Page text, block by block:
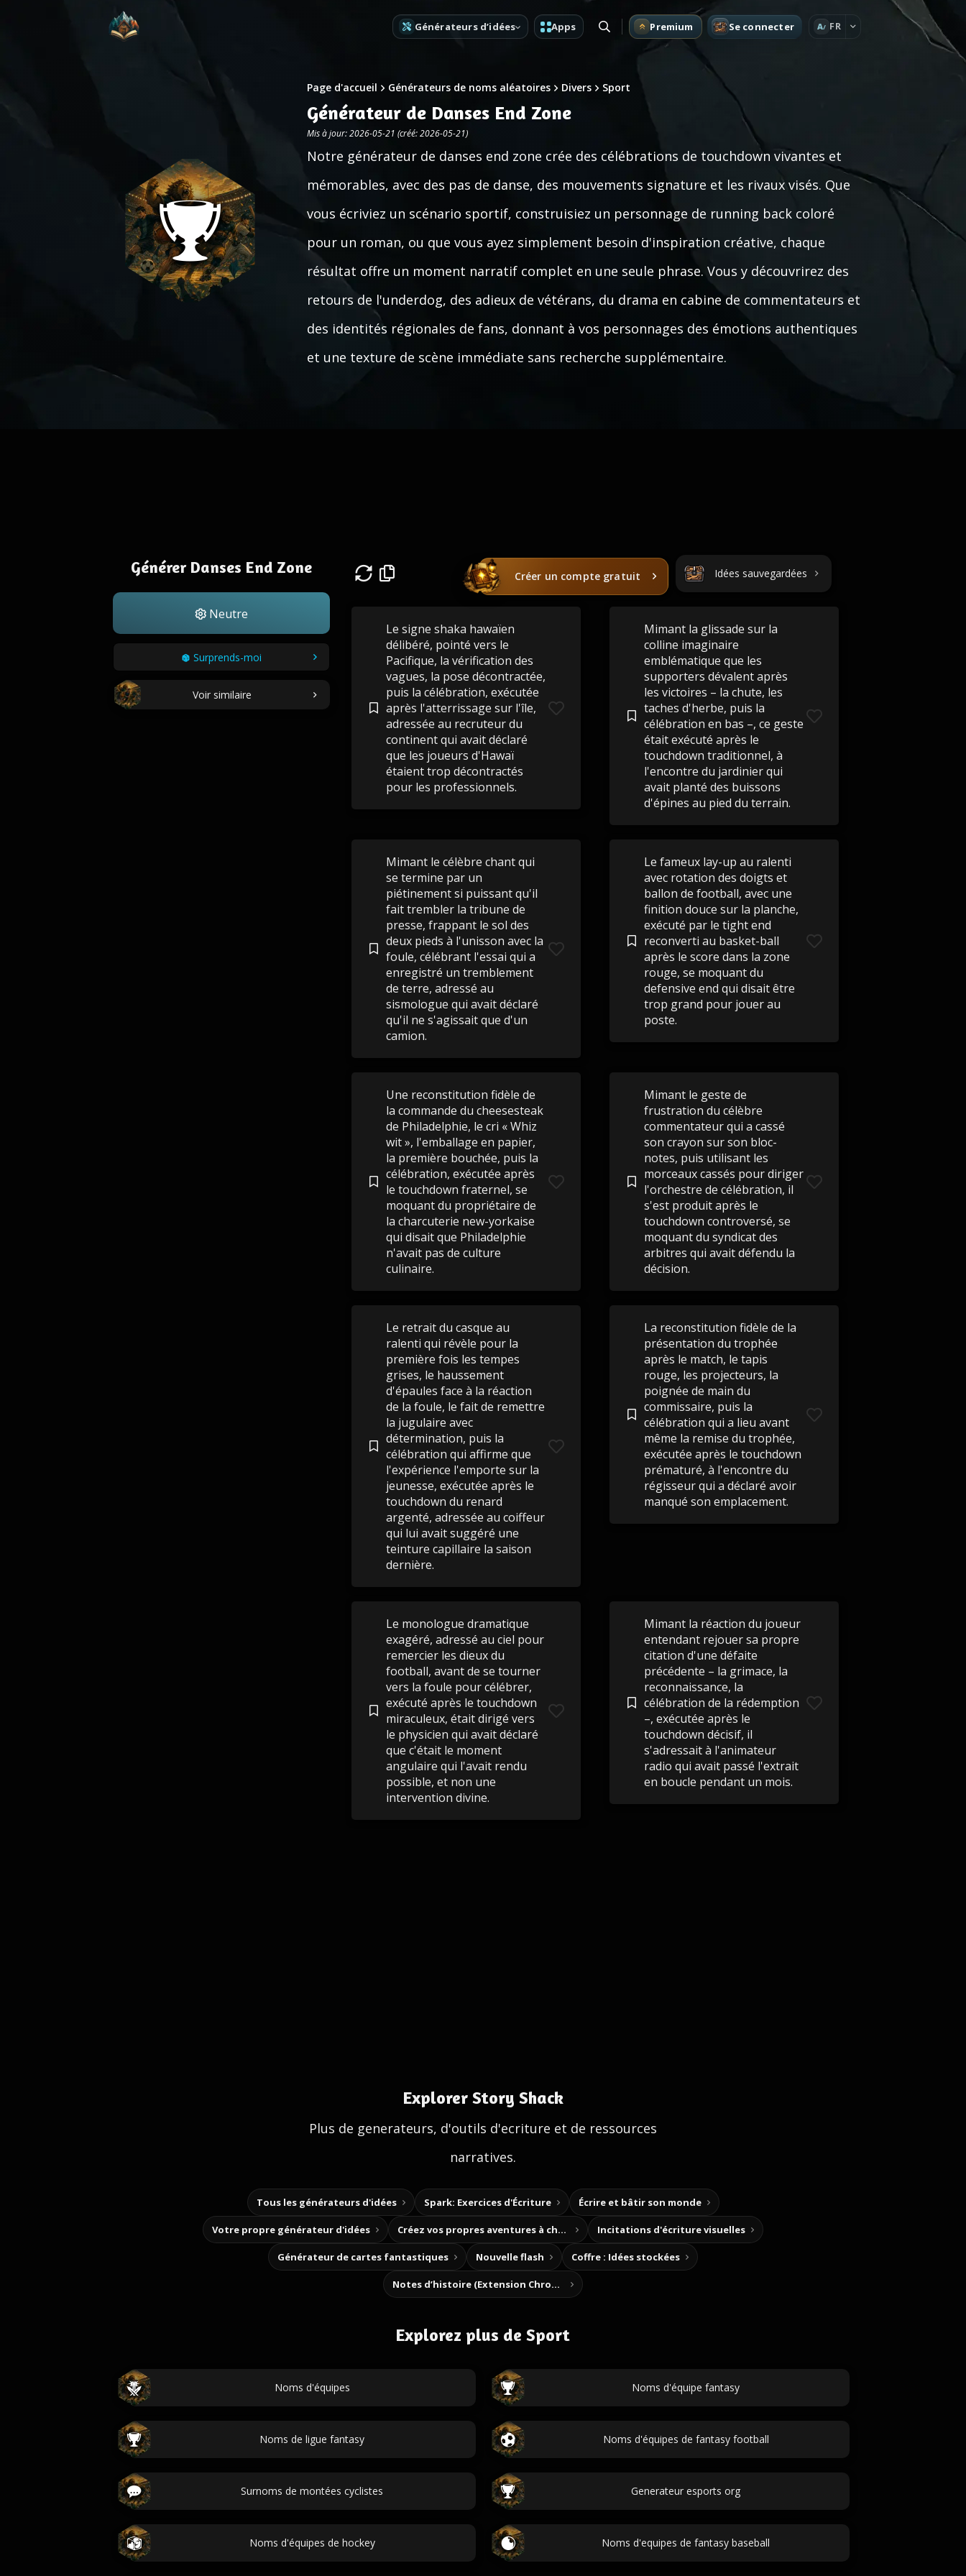
Générateurs d’idées Apps Premium Se connecter A FR
Page d'accueil Générateurs de noms aléatoires Divers Sport
Générateur de Danses End Zone
Mis à jour: 2026-05-21 (créé: 2026-05-21)
Notre générateur de danses end zone crée des célébrations de touchdown vivantes et
mémorables, avec des pas de danse, des mouvements signature et les rivaux visés. Que
vous écriviez un scénario sportif, construisiez un personnage de running back coloré
pour un roman, ou que vous ayez simplement besoin d'inspiration créative, chaque
résultat offre un moment narratif complet en une seule phrase. Vous y découvrirez des
retours de l'underdog, des adieux de vétérans, du drama en cabine de commentateurs et
des identités régionales de fans, donnant à vos personnages des émotions authentiques
et une texture de scène immédiate sans recherche supplémentaire.
Générer Danses End Zone
Neutre
Surprends-moi
Voir similaire
Créer un compte gratuit Idées sauvegardées
Le signe shaka hawaïen
délibéré, pointé vers le
Pacifique, la vérification des
vagues, la pose décontractée,
puis la célébration, exécutée
après l'atterrissage sur l'île,
adressée au recruteur du
continent qui avait déclaré
que les joueurs d'Hawaï
étaient trop décontractés
pour les professionnels.
Mimant la glissade sur la
colline imaginaire
emblématique que les
supporters dévalent après
les victoires – la chute, les
taches d'herbe, puis la
célébration en bas –, ce geste
était exécuté après le
touchdown traditionnel, à
l'encontre du jardinier qui
avait planté des buissons
d'épines au pied du terrain.
Mimant le célèbre chant qui
se termine par un
piétinement si puissant qu'il
fait trembler la tribune de
presse, frappant le sol des
deux pieds à l'unisson avec la
foule, célébrant l'essai qui a
enregistré un tremblement
de terre, adressé au
sismologue qui avait déclaré
qu'il ne s'agissait que d'un
camion.
Le fameux lay-up au ralenti
avec rotation des doigts et
ballon de football, avec une
finition douce sur la planche,
exécuté par le tight end
reconverti au basket-ball
après le score dans la zone
rouge, se moquant du
defensive end qui disait être
trop grand pour jouer au
poste.
Une reconstitution fidèle de
la commande du cheesesteak
de Philadelphie, le cri « Whiz
wit », l'emballage en papier,
la première bouchée, puis la
célébration, exécutée après
le touchdown fraternel, se
moquant du propriétaire de
la charcuterie new-yorkaise
qui disait que Philadelphie
n'avait pas de culture
culinaire.
Mimant le geste de
frustration du célèbre
commentateur qui a cassé
son crayon sur son bloc-
notes, puis utilisant les
morceaux cassés pour diriger
l'orchestre de célébration, il
s'est produit après le
touchdown controversé, se
moquant du syndicat des
arbitres qui avait défendu la
décision.
Le retrait du casque au
ralenti qui révèle pour la
première fois les tempes
grises, le haussement
d'épaules face à la réaction
de la foule, le fait de remettre
la jugulaire avec
détermination, puis la
célébration qui affirme que
l'expérience l'emporte sur la
jeunesse, exécutée après le
touchdown du renard
argenté, adressée au coiffeur
qui lui avait suggéré une
teinture capillaire la saison
dernière.
La reconstitution fidèle de la
présentation du trophée
après le match, le tapis
rouge, les projecteurs, la
poignée de main du
commissaire, puis la
célébration qui a lieu avant
même la remise du trophée,
exécutée après le touchdown
prématuré, à l'encontre du
régisseur qui a déclaré avoir
manqué son emplacement.
Le monologue dramatique
exagéré, adressé au ciel pour
remercier les dieux du
football, avant de se tourner
vers la foule pour célébrer,
exécuté après le touchdown
miraculeux, était dirigé vers
le physicien qui avait déclaré
que c'était le moment
angulaire qui l'avait rendu
possible, et non une
intervention divine.
Mimant la réaction du joueur
entendant rejouer sa propre
citation d'une défaite
précédente – la grimace, la
reconnaissance, la
célébration de la rédemption
–, exécutée après le
touchdown décisif, il
s'adressait à l'animateur
radio qui avait passé l'extrait
en boucle pendant un mois.
Explorer Story Shack
Plus de generateurs, d'outils d'ecriture et de ressources
narratives.
Tous les générateurs d'idées Spark: Exercices d'Écriture Écrire et bâtir son monde
Votre propre générateur d'idées Créez vos propres aventures à choix Incitations d'écriture visuelles
Générateur de cartes fantastiques Nouvelle flash Coffre : Idées stockées
Notes d’histoire (Extension Chrome)
Explorez plus de Sport
Noms d'équipes Noms d'équipe fantasy
Noms de ligue fantasy Noms d'équipes de fantasy football
Surnoms de montées cyclistes Generateur esports org
Noms d'équipes de hockey Noms d'equipes de fantasy baseball